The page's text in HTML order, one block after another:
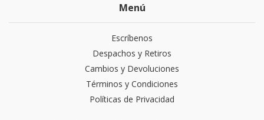
Menú
Escríbenos
Despachos y Retiros
Cambios y Devoluciones
Términos y Condiciones
Políticas de Privacidad